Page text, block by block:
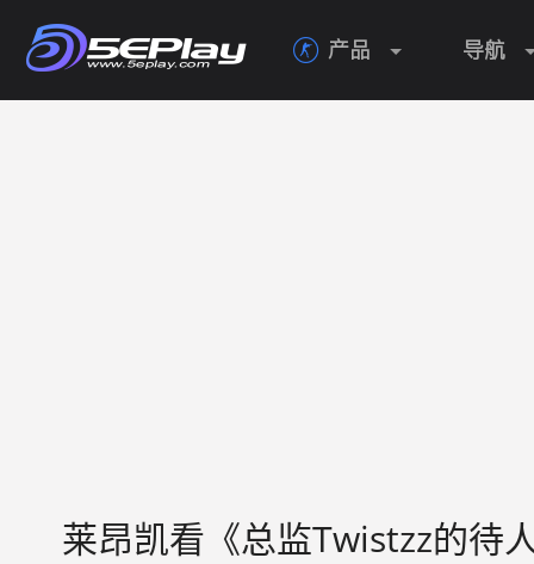
 产品 导航
莱昂凯看《总监Twistzz的待